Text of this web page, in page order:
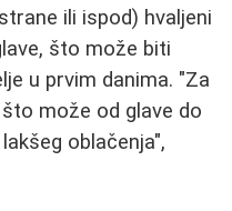
ili ispod) hvaljeni
što može biti
u prvim danima. "Za
može od glave do
oblačenja",